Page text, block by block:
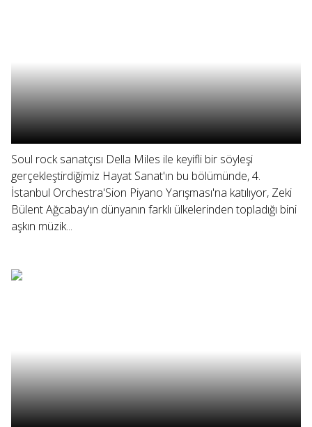
Soul rock sanatçısı Della Miles ile keyifli bir söyleşi
gerçekleştirdiğimiz Hayat Sanat'ın bu bölümünde, 4.
İstanbul Orchestra'Sion Piyano Yarışması'na katılıyor, Zeki
Bülent Ağcabay'ın dünyanın farklı ülkelerinden topladığı bini
aşkın müzik...